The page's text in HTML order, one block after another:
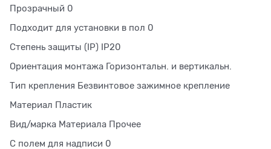
Прозрачный 0
Подходит для установки в пол 0
Степень защиты (IP) IP20
Ориентация монтажа Горизонтальн. и вертикальн.
Тип крепления Безвинтовое зажимное крепление
Материал Пластик
Вид/марка Материала Прочее
С полем для надписи 0